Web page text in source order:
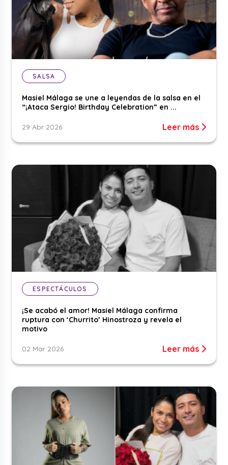
SALSA
Masiel Málaga se une a leyendas de la salsa en el
“¡Ataca Sergio! Birthday Celebration” en ...
29 Abr 2026 Leer más
ESPECTÁCULOS
¡Se acabó el amor! Masiel Málaga confirma
ruptura con ‘Churrito’ Hinostroza y revela el
motivo
02 Mar 2026 Leer más